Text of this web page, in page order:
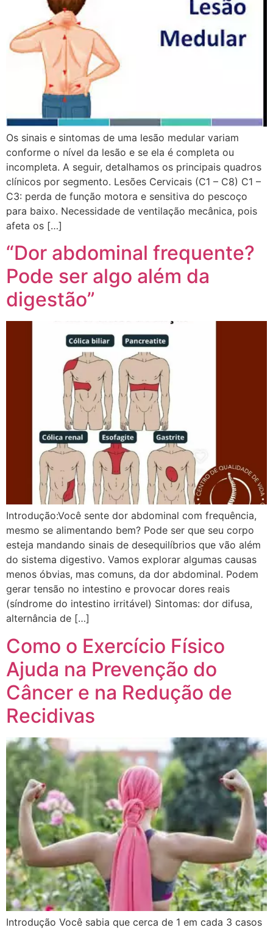
Os sinais e sintomas de uma lesão medular variam
conforme o nível da lesão e se ela é completa ou
incompleta. A seguir, detalhamos os principais quadros
clínicos por segmento. Lesões Cervicais (C1 – C8) C1 –
C3: perda de função motora e sensitiva do pescoço
para baixo. Necessidade de ventilação mecânica, pois
afeta os […]
“Dor abdominal frequente?
Pode ser algo além da
digestão”
Introdução:Você sente dor abdominal com frequência,
mesmo se alimentando bem? Pode ser que seu corpo
esteja mandando sinais de desequilíbrios que vão além
do sistema digestivo. Vamos explorar algumas causas
menos óbvias, mas comuns, da dor abdominal. Podem
gerar tensão no intestino e provocar dores reais
(síndrome do intestino irritável) Sintomas: dor difusa,
alternância de […]
Como o Exercício Físico
Ajuda na Prevenção do
Câncer e na Redução de
Recidivas
Introdução Você sabia que cerca de 1 em cada 3 casos